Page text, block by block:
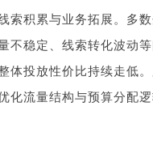
索积累与业务拓展。多
不稳定、线索转化波动等
体投放性价比持续走低
化流量结构与预算分配逻